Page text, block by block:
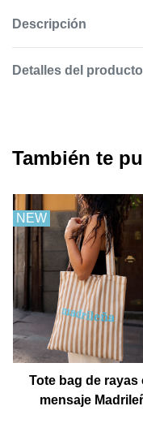
Descripción
Detalles del producto
También te
NEW
Tote bag de rayas
mensaje